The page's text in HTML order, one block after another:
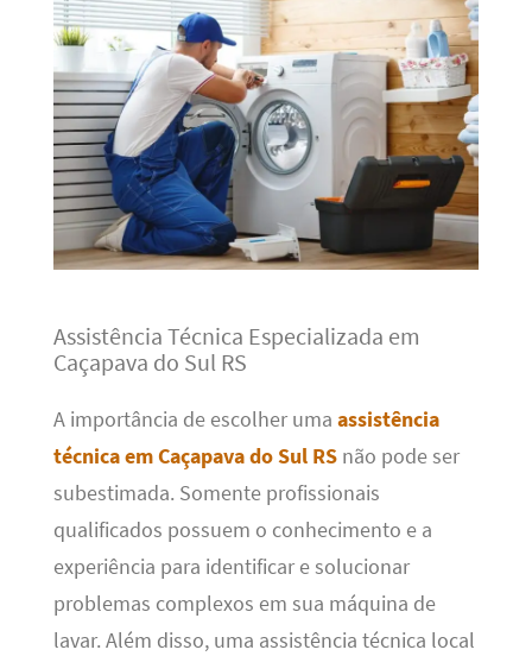
Assistência Técnica Especializada em
Caçapava do Sul RS
A importância de escolher uma assistência
técnica em Caçapava do Sul RSnão pode ser
subestimada. Somente profissionais
qualificados possuem o conhecimento e a
experiência para identificar e solucionar
problemas complexos em sua máquina de
lavar. Além disso, uma assistência técnica local